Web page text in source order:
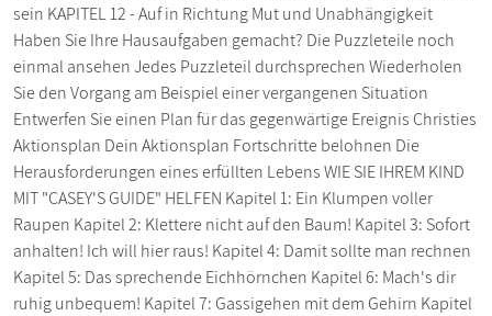
sein KAPITEL 12 - Auf in Richtung Mut und Unabhängigkeit
Haben Sie Ihre Hausaufgaben gemacht? Die Puzzleteile noch
einmal ansehen Jedes Puzzleteil durchsprechen Wiederholen
Sie den Vorgang am Beispiel einer vergangenen Situation
Entwerfen Sie einen Plan für das gegenwärtige Ereignis Christies
Aktionsplan Dein Aktionsplan Fortschritte belohnen Die
Herausforderungen eines erfüllten Lebens WIE SIE IHREM KIND
MIT "CASEY'S GUIDE" HELFEN Kapitel 1: Ein Klumpen voller
Raupen Kapitel 2: Klettere nicht auf den Baum! Kapitel 3: Sofort
anhalten! Ich will hier raus! Kapitel 4: Damit sollte man rechnen
Kapitel 5: Das sprechende Eichhörnchen Kapitel 6: Mach's dir
ruhig unbequem! Kapitel 7: Gassigehen mit dem Gehirn Kapitel